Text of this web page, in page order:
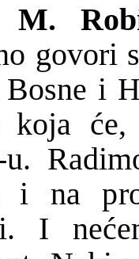
M.
govori
i
koja
u.
i na
I